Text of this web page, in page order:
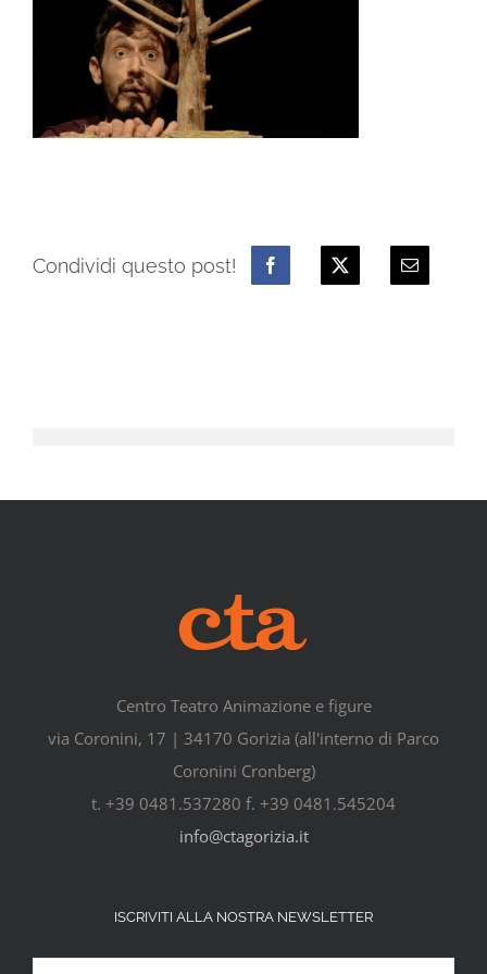
Condividi questo post!
Centro Teatro Animazione e figure
via Coronini, 17 | 34170 Gorizia (all'interno di Parco
Coronini Cronberg)
t. +39 0481.537280 f. +39 0481.545204
info@ctagorizia.it
ISCRIVITI ALLA NOSTRA NEWSLETTER